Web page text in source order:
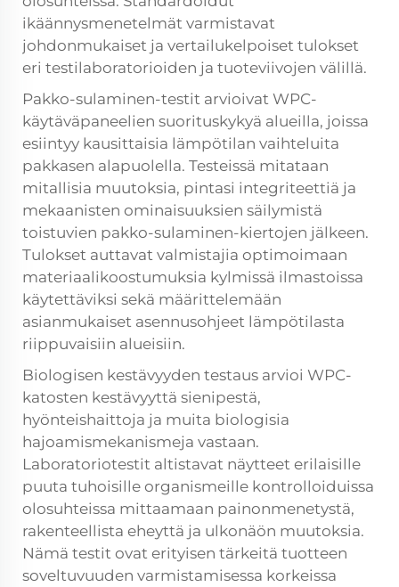
ikäännysmenetelmät varmistavat
johdonmukaiset ja vertailukelpoiset tulokset
eri testilaboratorioiden ja tuoteviivojen välillä.
Pakko-sulaminen-testit arvioivat WPC-
käytäväpaneelien suorituskykyä alueilla, joissa
esiintyy kausittaisia lämpötilan vaihteluita
pakkasen alapuolella. Testeissä mitataan
mitallisia muutoksia, pintasi integriteettiä ja
mekaanisten ominaisuuksien säilymistä
toistuvien pakko-sulaminen-kiertojen jälkeen.
Tulokset auttavat valmistajia optimoimaan
materiaalikoostumuksia kylmissä ilmastoissa
käytettäviksi sekä määrittelemään
asianmukaiset asennusohjeet lämpötilasta
riippuvaisiin alueisiin.
Biologisen kestävyyden testaus arvioi WPC-
katosten kestävyyttä sienipestä,
hyönteishaittoja ja muita biologisia
hajoamismekanismeja vastaan.
Laboratoriotestit altistavat näytteet erilaisille
puuta tuhoisille organismeille kontrolloiduissa
olosuhteissa mittaamaan painonmenetystä,
rakenteellista eheyttä ja ulkonäön muutoksia.
Nämä testit ovat erityisen tärkeitä tuotteen
soveltuvuuden varmistamisessa korkeissa